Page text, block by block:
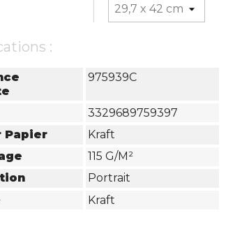
:
975939C
3329689759397
Papier
Kraft
115 G/m²
Portrait
Kraft